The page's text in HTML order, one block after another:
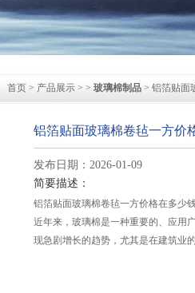
首页 > 产品展示 > > 玻璃棉制品 > 铝箔贴面
铝箔贴面玻璃棉卷毡一方价
发布日期：2026-01-09
简要描述：
铝箔贴面玻璃棉卷毡一方价格在多少
近年来，玻璃棉是一种重要的、应用
现急剧增长的趋势，尤其是在建筑业的